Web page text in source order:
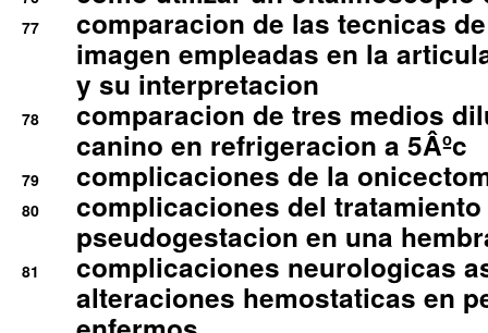
77
comparacion de las tecnicas
imagen empleadas en la
y su interpretacion
78
comparacion de tres medios
canino en refrigeracion a 5Âºc
79 complicaciones de la
80
complicaciones del
pseudogestacion en una
81
complicaciones neurologicas
alteraciones hemostaticas en